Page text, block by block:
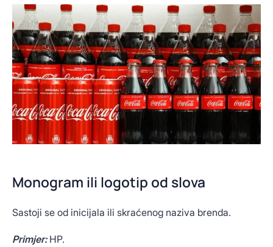
Monogram ili logotip od slova
Sastoji se od inicijala ili skraćenog naziva brenda.
Primjer:HP.